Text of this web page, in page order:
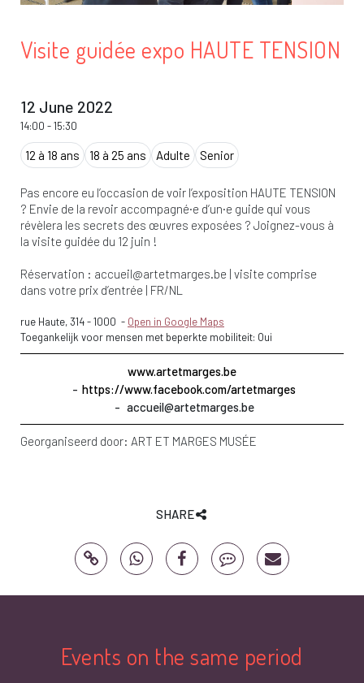
Visite guidée expo HAUTE TENSION
12 June 2022
14:00 -15:30
12 à 18 ans 18 à 25 ans Adulte Senior
Pas encore eu l’occasion de voir l’exposition HAUTE TENSION
? Envie de la revoir accompagné·e d’un·e guide qui vous
révèlera les secrets des œuvres exposées ? Joignez-vous à
la visite guidée du 12 juin !
Réservation : accueil@artetmarges.be | visite comprise
dans votre prix d’entrée | FR/NL
rue Haute, 314-1000 - Open in Google Maps
Toegankelijk voor mensen met beperkte mobiliteit: Oui
www.artetmarges.be
https://www.facebook.com/artetmarges
accueil@artetmarges.be
Georganiseerd door: ART ET MARGES MUSÉE
SHARE
Events on the same period